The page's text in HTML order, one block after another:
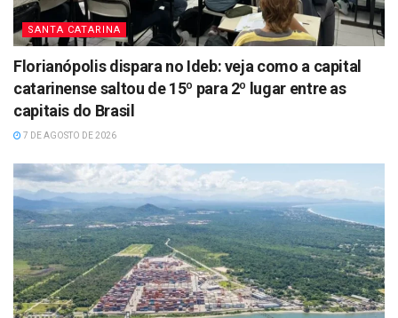
SANTA CATARINA
Florianópolis dispara no Ideb: veja como a capital
catarinense saltou de 15º para 2º lugar entre as
capitais do Brasil
7 DE AGOSTO DE 2026